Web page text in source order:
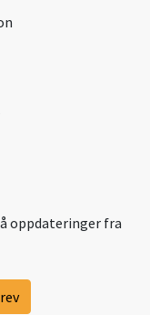
oppdateringer fra